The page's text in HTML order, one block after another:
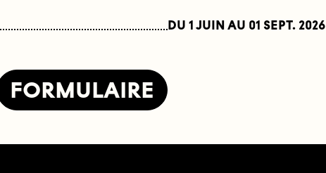
DU 1 JUINAU 01 SEPT. 2026
FORMULAIRE